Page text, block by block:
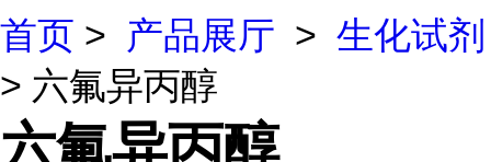
首页 > 产品展厅 > 生化试剂
> 六氟异丙醇
六氟异丙醇